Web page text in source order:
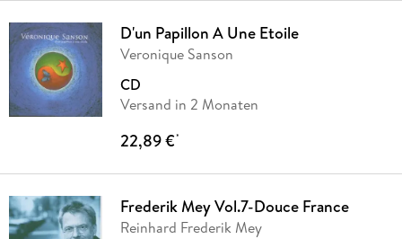
D'un Papillon A Une Etoile
Veronique Sanson
CD
Versand in 2 Monaten
22,89 €*
Frederik Mey Vol.7-Douce France
Reinhard Frederik Mey